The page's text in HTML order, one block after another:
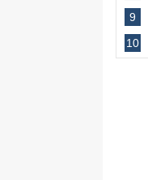
9
10